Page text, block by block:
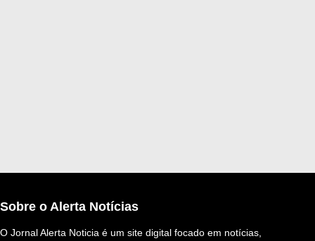
Sobre o Alerta Notícias
O Jornal Alerta Noticia é um site digital focado em notícias,